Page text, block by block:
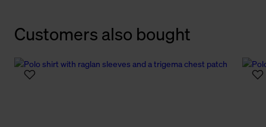
Customers also bought